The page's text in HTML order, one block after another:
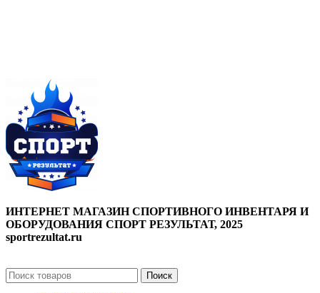
ИНТЕРНЕТ МАГАЗИН СПОРТИВНОГО ИНВЕНТАРЯ И
ОБОРУДОВАНИЯ СПОРТ РЕЗУЛЬТАТ, 2025
sportrezultat.ru
Поиск